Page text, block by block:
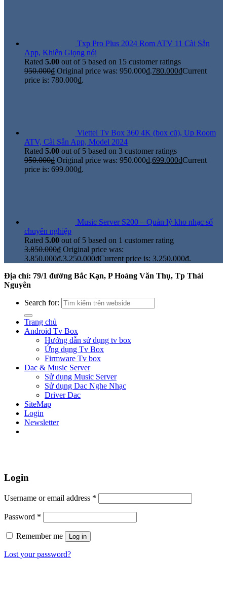
Txp Pro Plus 2024 Rom ATV 11 Cài Sẵn
App, Khiển Giọng nói
Rated 5.00 out of 5 based on 15 customer ratings
950.000₫ Original price was: 950.000₫.780.000₫Current
price is: 780.000₫.
Viettel Tv Box 360 4K (box cũ), Up Room
ATV, Cài Sẵn App, Model 2024
Rated 5.00 out of 5 based on 3 customer ratings
950.000₫ Original price was: 950.000₫.699.000₫Current
price is: 699.000₫.
Music Server S200 – Quản lý kho nhạc số
chuyên nghiệp
Rated 5.00 out of 5 based on 1 customer rating
3.850.000₫ Original price was:
3.850.000₫.3.250.000₫Current price is: 3.250.000₫.
Địa chỉ: 79/1 đường Bắc Kạn, P Hoàng Văn Thụ, Tp Thái
Nguyên
Search for:
Trang chủ
Android Tv Box
Hướng dẫn sử dụng tv box
Ứng dụng Tv Box
Firmware Tv box
Dac & Music Server
Sử dụng Music Server
Sử dụng Dac Nghe Nhạc
Driver Dac
SiteMap
Login
Newsletter
Login
Username or email address *
Password *
Remember me Log in
Lost your password?